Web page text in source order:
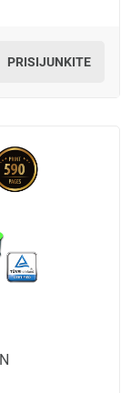
PRISIJUNKITE